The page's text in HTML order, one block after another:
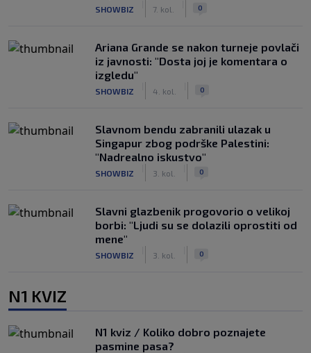
SHOWBIZ 7. kol. 0
Ariana Grande se nakon turneje povlači
iz javnosti: "Dosta joj je komentara o
izgledu"
SHOWBIZ 4. kol. 0
Slavnom bendu zabranili ulazak u
Singapur zbog podrške Palestini:
"Nadrealno iskustvo"
SHOWBIZ 3. kol. 0
Slavni glazbenik progovorio o velikoj
borbi: "Ljudi su se dolazili oprostiti od
mene"
SHOWBIZ 3. kol. 0
N1 KVIZ
N1 kviz / Koliko dobro poznajete
pasmine pasa?